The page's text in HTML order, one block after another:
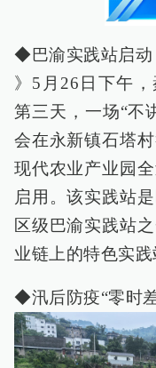
◆巴渝实践站启动
》5月26日下午，
第三天，一场“不
会在永新镇石塔
现代农业产业园
启用。该实践站
区级巴渝实践站
业链上的特色实践
◆汛后防疫“零时